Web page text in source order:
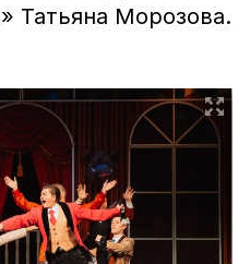
Татьяна Морозова.